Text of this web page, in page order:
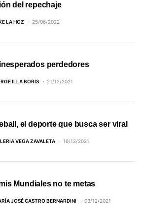
del repechaje
LA HOZ 25/06/2022
perdedores
ILLA BORIS 21/12/2021
el deporte que busca ser viral
VEGA ZAVALETA 16/12/2021
Mundiales no te metas
JOSÉ CASTRO BERNARDINI 03/12/2021